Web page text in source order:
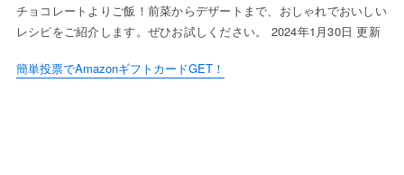
チョコレートよりご飯！前菜からデザートまで、おしゃれでおいしい
レシピをご紹介します。ぜひお試しください。 2024年1月30日 更新
簡単投票でAmazonギフトカードGET！